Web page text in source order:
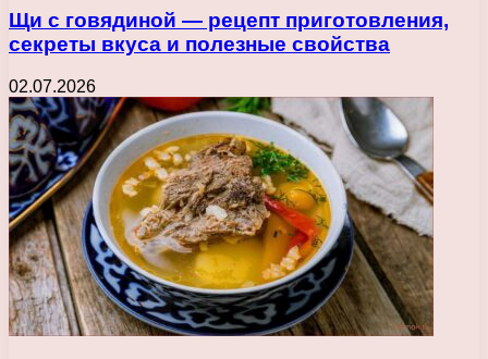
Щи с говядиной — рецепт приготовления,
секреты вкуса и полезные свойства
02.07.2026